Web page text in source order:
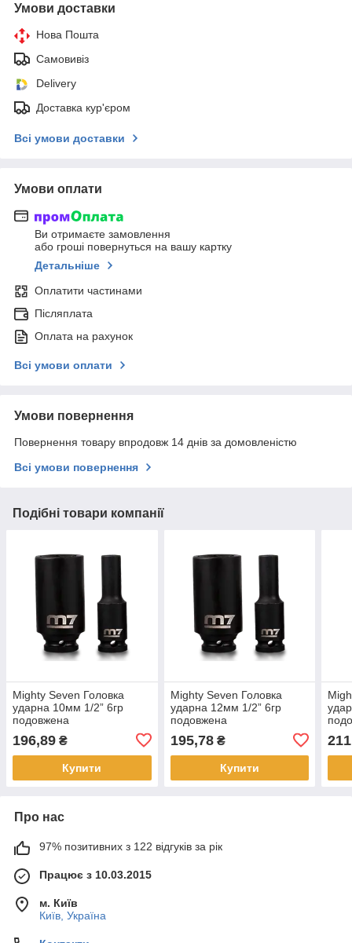
Умови доставки
Нова Пошта
Самовивіз
Delivery
Доставка кур'єром
Всі умови доставки
Умови оплати
Ви отримаєте замовлення
або гроші повернуться на вашу картку
Детальніше
Оплатити частинами
Післяплата
Оплата на рахунок
Всі умови оплати
Умови повернення
Повернення товару впродовж 14 днів за домовленістю
Всі умови повернення
Подібні товари компанії
Mighty Seven Головка
ударна 10мм 1/2” 6гр
подовжена
196,89 ₴
Купити
Mighty Seven Головка
ударна 12мм 1/2” 6гр
подовжена
195,78₴
Купити
Про нас
97% позитивних з 122 відгуків за рік
Працює з 10.03.2015
м. Київ
Київ, Україна